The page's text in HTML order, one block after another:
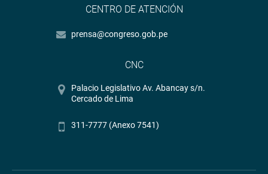
CENTRO DE ATENCIÓN
prensa@congreso.gob.pe
CNC
Palacio Legislativo Av. Abancay s/n.
Cercado de Lima
311-7777 (Anexo 7541)